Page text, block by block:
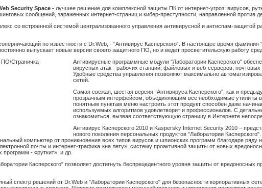
Security Space - лучшее решение для комплексной защиты ПК от интернет-угроз: вирусов,
сообщений, зараженных интернет-страниц и кибер-преступности, направленной против
со встроенной системой централизованного управления антивирусной и антиспам-защитой
по известности с Dr.Web, - “Антивирус Касперского”. В настоящее время
выпускает новые версии своего защитного ПО, но и ведет просветительскую работу
Антивирусные программные модули "Лаборатории Касперского"
вирусных атак - рабочих станций, файловых и веб-серверов,
Удобные средства управления позволяют максимально
сетей.
Самая свежая, шестая версия “Антивируса Касперского”, как и
прозрачным интерфейсом, объединяющим все необходимые утилиты в
понятным пунктам меню настроить этот продукт способен даже
используемых алгоритмов удовлетворит и профессионалов. С
ознакомиться, вызвав соответствующую страницу в Интернете
Антивирус Касперского 2010 и Kaspersky Internet Security 2010 –
нового поколения персональных продуктов "Лаборатории
компьютер от проникновения всех типов вирусов и шпионских программ благодаря ряду
почты и интернет-трафика «на лету», систему проактивной защиты от новых
- «руткит», и др.
Касперского" позволяет достигнуть беспрецедентного уровня защиты от вредоносных
спектр решений от Dr.Web и "Лаборатории Касперского" для безопасности корпоративных